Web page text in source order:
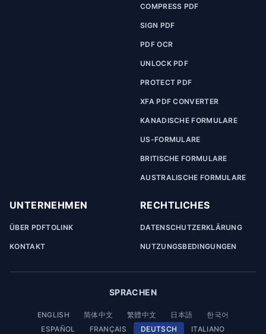
COMPRESS PDF
SIGN PDF
PDF OCR
UNLOCK PDF
PROTECT PDF
XFA PDF CONVERTER
KANADISCHE FORMULARE
US-FORMULARE
BRITISCHE FORMULARE
AUSTRALISCHE FORMULARE
UNTERNEHMEN
ÜBER PDFTOLINK
KONTAKT
RECHTLICHES
DATENSCHUTZERKLÄRUNG
NUTZUNGSBEDINGUNGEN
SPRACHEN
ENGLISH 简体中文 繁體中文 日本語
한국어
ESPAÑOL
FRANÇAIS DEUTSCH ITALIANO